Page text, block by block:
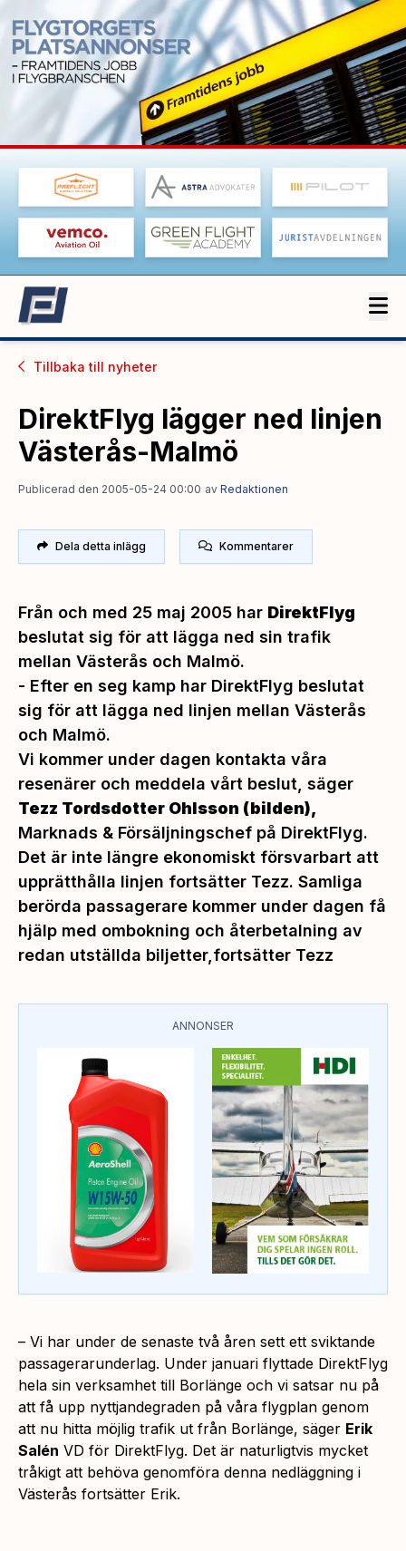
Tillbaka till nyheter
DirektFlyg lägger ned linjen
Västerås-Malmö
Publicerad den 2005-05-24 00:00 av Redaktionen
Dela detta inlägg Kommentarer
Från och med 25 maj 2005 har DirektFlyg
beslutat sig för att lägga ned sin trafik
mellan Västerås och Malmö.
- Efter en seg kamp har DirektFlyg beslutat
sig för att lägga ned linjen mellan Västerås
och Malmö.
Vi kommer under dagen kontakta våra
resenärer och meddela vårt beslut , säger
Tezz Tordsdotter Ohlsson (bilden),
Marknads & Försäljningschef på DirektFlyg.
Det är inte längre ekonomiskt försvarbart att
upprätthålla linjen fortsätter Tezz. Samliga
berörda passagerare kommer under dagen få
hjälp med ombokning och återbetalning av
redan utställda biljetter, fortsätter Tezz
ANNONSER
– Vi har under de senaste två åren sett ett sviktande
passagerarunderlag. Under januari flyttade DirektFlyg
hela sin verksamhet till Borlänge och vi satsar nu på
att få upp nyttjandegraden på våra flygplan genom
att nu hitta möjlig trafik ut från Borlänge, säger Erik
Salén VD för DirektFlyg. Det är naturligtvis mycket
tråkigt att behöva genomföra denna nedläggning i
Västerås fortsätter Erik.